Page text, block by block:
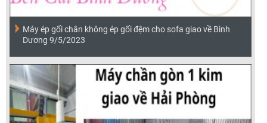
Máy ép gối chân không ép gối đệm cho sofa giao về Bình
Dương 9/5/2023